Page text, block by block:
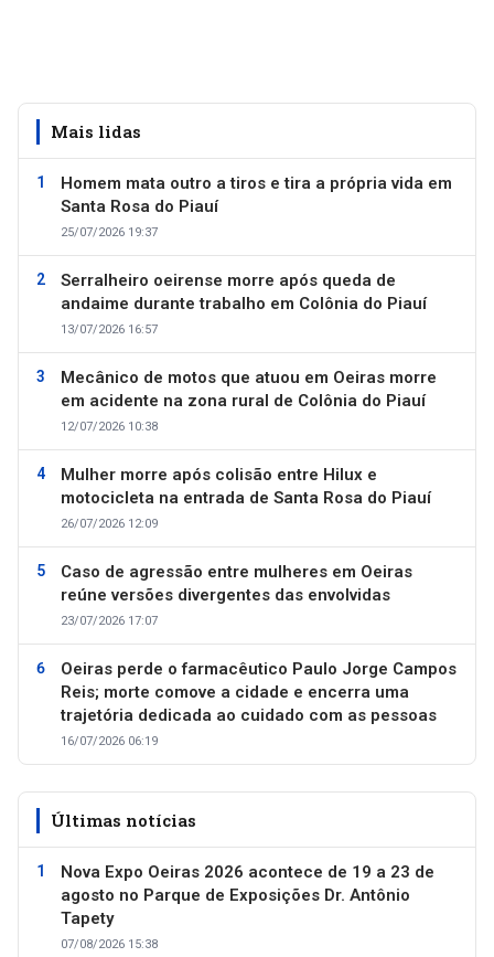
Mais lidas
Homem mata outro a tiros e tira a própria vida em
Santa Rosa do Piauí
25/07/2026 19:37
Serralheiro oeirense morre após queda de
andaime durante trabalho em Colônia do Piauí
13/07/2026 16:57
Mecânico de motos que atuou em Oeiras morre
em acidente na zona rural de Colônia do Piauí
12/07/2026 10:38
Mulher morre após colisão entre Hilux e
motocicleta na entrada de Santa Rosa do Piauí
26/07/2026 12:09
Caso de agressão entre mulheres em Oeiras
reúne versões divergentes das envolvidas
23/07/2026 17:07
Oeiras perde o farmacêutico Paulo Jorge Campos
Reis; morte comove a cidade e encerra uma
trajetória dedicada ao cuidado com as pessoas
16/07/2026 06:19
Últimas notícias
Nova Expo Oeiras 2026 acontece de 19 a 23 de
agosto no Parque de Exposições Dr. Antônio
Tapety
07/08/2026 15:38